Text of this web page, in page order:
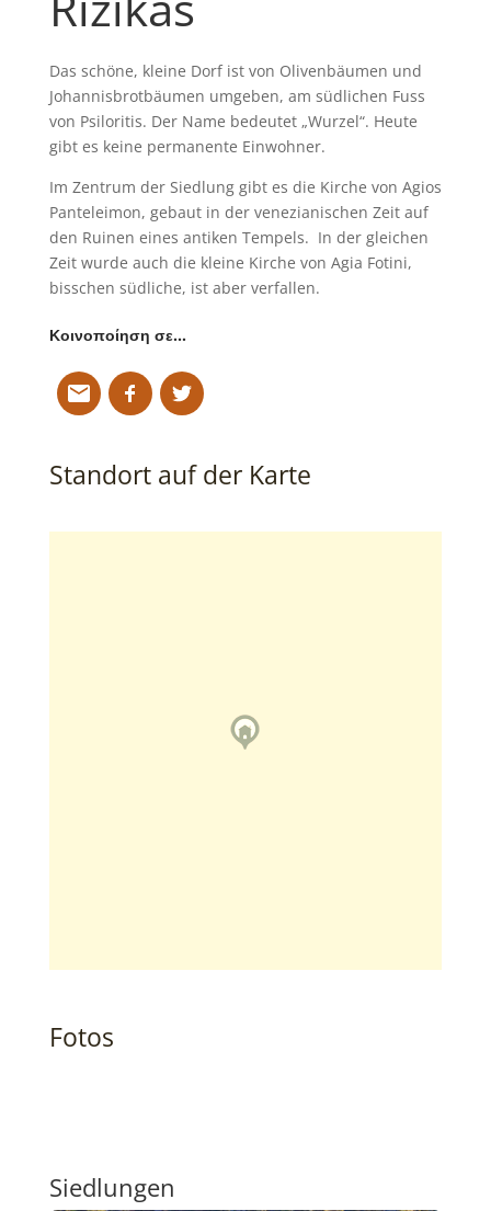
Das schöne, kleine Dorf ist von Olivenbäumen und
Johannisbrotbäumen umgeben, am südlichen Fuss
von Psiloritis. Der Name bedeutet „Wurzel“. Heute
gibt es keine permanente Einwohner.
Im Zentrum der Siedlung gibt es die Kirche von Agios
Panteleimon, gebaut in der venezianischen Zeit auf
den Ruinen eines antiken Tempels. In der gleichen
Zeit wurde auch die kleine Kirche von Agia Fotini,
bisschen südliche, ist aber verfallen.
Κοινοποίηση σε…
Standort auf der Karte
Fotos
Siedlungen